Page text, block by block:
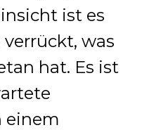
ist es
was
hat. Es ist
einem